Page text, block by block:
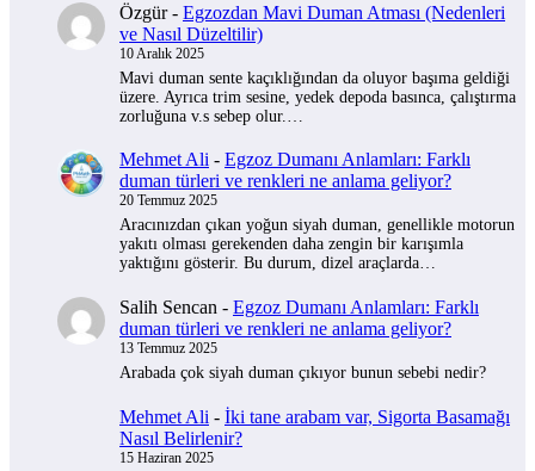
Özgür- Egzozdan Mavi Duman Atması (Nedenleri
ve Nasıl Düzeltilir)
10 Aralık 2025
Mavi duman sente kaçıklığından da oluyor başıma geldiği
üzere. Ayrıca trim sesine, yedek depoda basınca, çalıştırma
zorluğuna v.s sebep olur.…
Mehmet Ali - Egzoz Dumanı Anlamları: Farklı
duman türleri ve renkleri ne anlama geliyor?
20 Temmuz 2025
Aracınızdan çıkan yoğun siyah duman, genellikle motorun
yakıtı olması gerekenden daha zengin bir karışımla
yaktığını gösterir. Bu durum, dizel araçlarda…
Salih Sencan - Egzoz Dumanı Anlamları: Farklı
duman türleri ve renkleri ne anlama geliyor?
13 Temmuz 2025
Arabada çok siyah duman çıkıyor bunun sebebi nedir?
Mehmet Ali - İki tane arabam var, Sigorta Basamağı
Nasıl Belirlenir?
15 Haziran 2025